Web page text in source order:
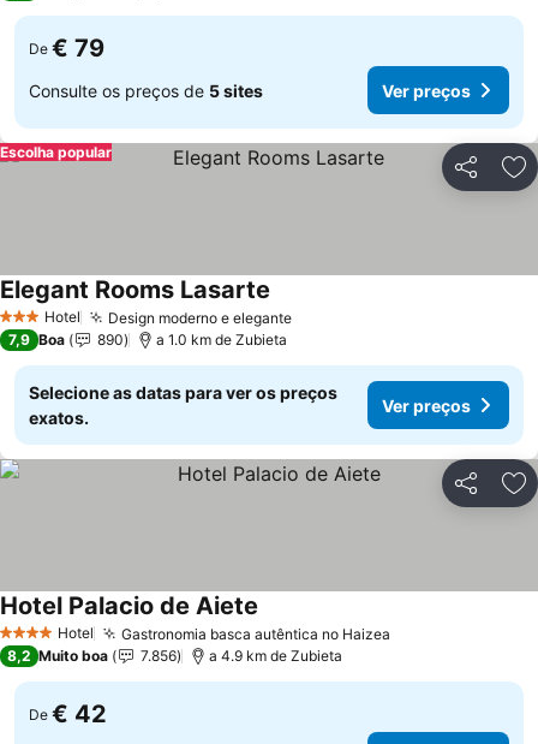
De € 79
Consulte os preços de 5 sites Ver preços
Partilhar
Escolha popular
3 EstrelasHotel Design moderno e elegante
Elegant Rooms Lasarte
7,9 Boa 890 a 1.0 km de Zubieta
Selecione as datas para ver os preços
exatos.
Ver preços
Partilhar
4 EstrelasHotel Gastronomia basca autêntica no Haizea
Hotel Palacio de Aiete
8,2 Muito boa 7.856 a 4.9 km de Zubieta
De € 42